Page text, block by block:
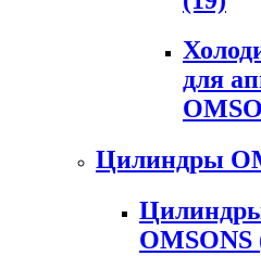
для
Цилиндры
OMSONS